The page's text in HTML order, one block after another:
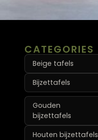
CATEGORIES
Beige tafels
Bijzettafels
Gouden
bijzettafels
Houten bijzettafels